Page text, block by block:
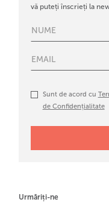
vă puteți înscrieți la
Sunt de acord cu
de Confidențialitate
Urmăriți-ne